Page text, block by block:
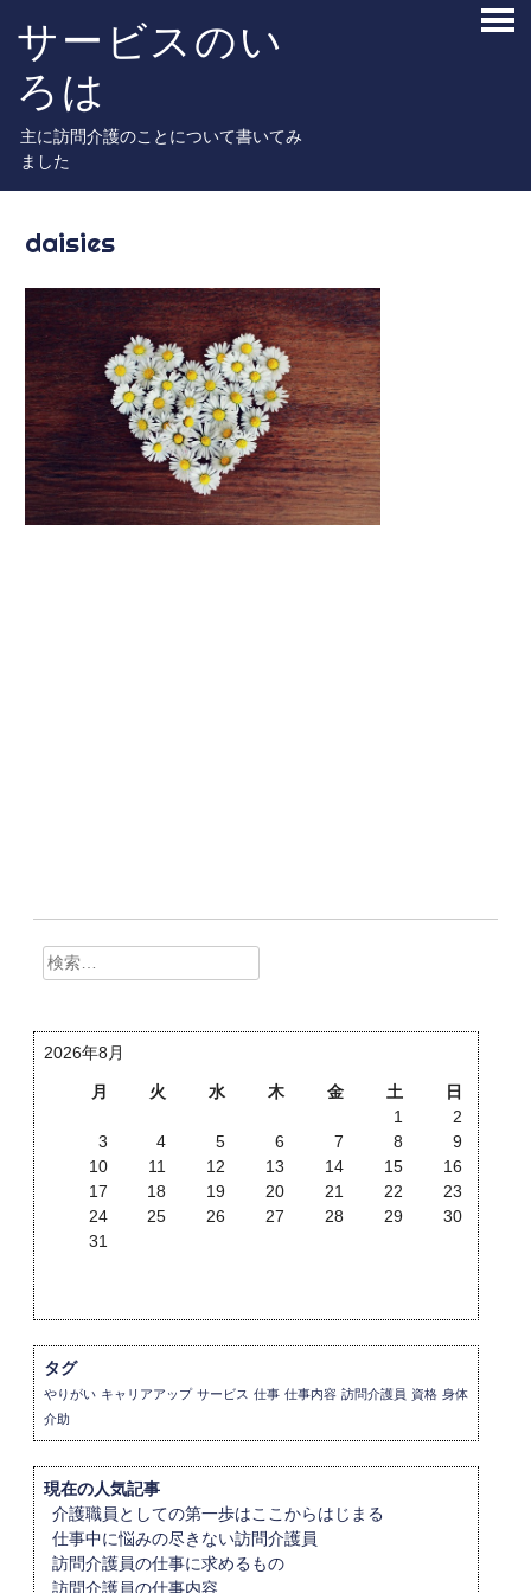
content
サービスのい
ろは
主に訪問介護のことについて書いてみ
ました
daisies
検
索:
2026年8月
月 火 水 木 金 土
日
1
2
3
4 5 6 7 8
9
10
11 12 13 14 15
16
17
18 19 20 21 22
23
24
25 26 27 28 29
30
31
タグ
やりがい キャリアアップ サービス 仕事 仕事内容 訪問介護員 資格 身体
介助
現在の人気記事
介護職員としての第一歩はここからはじまる
仕事中に悩みの尽きない訪問介護員
訪問介護員の仕事に求めるもの
訪問介護員の仕事内容